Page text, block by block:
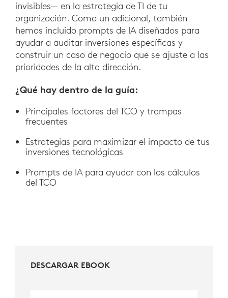
invisibles— en la estrategia de TI de tu
organización. Como un adicional, también
hemos incluido prompts de IA diseñados para
ayudar a auditar inversiones específicas y
construir un caso de negocio que se ajuste a las
prioridades de la alta dirección.
¿Qué hay dentro de la guía:
Principales factores del TCO y trampas
frecuentes
Estrategias para maximizar el impacto de tus
inversiones tecnológicas
Prompts de IA para ayudar con los cálculos
del TCO
DESCARGAR EBOOK